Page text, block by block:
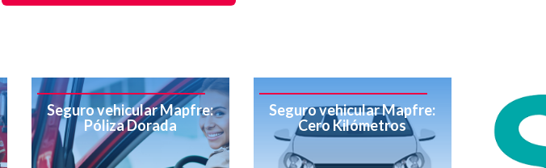
Seguro vehicular Mapfre:
Póliza Dorada
Seguro vehicular Mapfre:
Cero Kilómetros